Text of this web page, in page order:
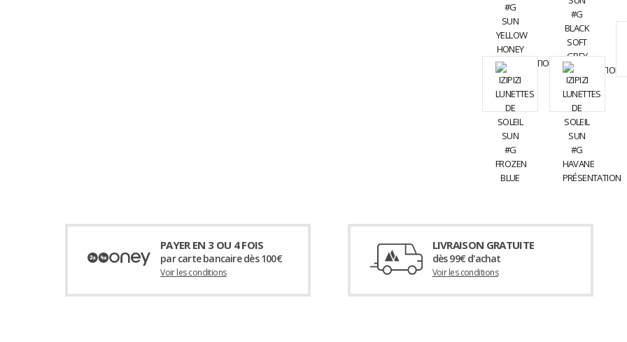
PAYER EN 3 OU 4 FOIS
par carte bancaire dès 100€
Voir les conditions
LIVRAISON GRATUITE
dès 99€ d'achat
Voir les conditions